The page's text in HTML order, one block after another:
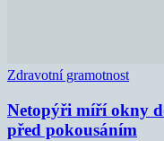
Zdravotní gramotnost
Netopýři míří okny
před pokousáním